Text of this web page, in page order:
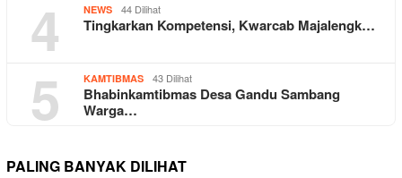
4 NEWS 44 Dilihat
Tingkarkan Kompetensi, Kwarcab Majalengk…
5 KAMTIBMAS 43 Dilihat
Bhabinkamtibmas Desa Gandu Sambang
Warga…
PALING BANYAK DILIHAT